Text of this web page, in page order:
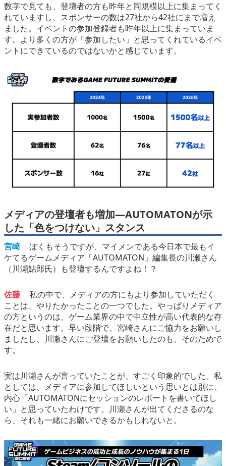
数字で見ても、登壇者の方も昨年と同規模以上に集まってく
れていますし、スポンサーの数は27社から42社にまで増え
ました。イベントの参加登録者も昨年以上に集まっていま
す。より多くの方が「参加したい」と思ってくれているイベ
ントにできているのではないかと感じています。
メディアの登壇者も増加―AUTOMATONが示
した「色をつけない」スタンス
宮崎
ぼくもそうですが、マイメンである今日本で最もイ
ケてるゲームメディア「AUTOMATON」編集長の川瀬さん
（川瀬鮎郎氏）も登壇するんですよね！？
佐藤
私の中で、メディアの方にもより参加していただく
ことは、やりたかったことの一つでした。やっぱりメディア
の方というのは、ゲーム業界の中で中立性が高い代表的な存
在だと思います。早い段階で、宮崎さんにご協力をお願いし
ましたし、川瀬さんにご登壇をお願いしたのも、そのためで
す。
実は川瀬さんが言っていたことが、すごく印象的でした。私
としては、メディアに参加してほしいという思いとは別に、
内心「AUTOMATONにセッションのレポートを書いてほし
い」と思っていたわけです。川瀬さんが出てくださるのな
ら、それも一緒にお願いできるかもしれないと。